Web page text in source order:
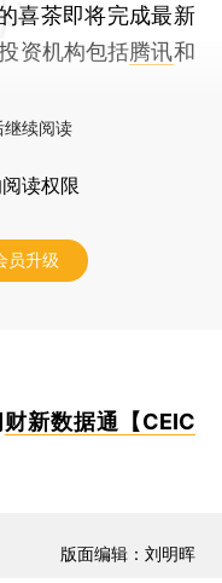
茶即将完成最新
资机构包括腾讯和
继续阅读
读权限
员升级
财新数据通【CEIC
版面编辑：刘明晖